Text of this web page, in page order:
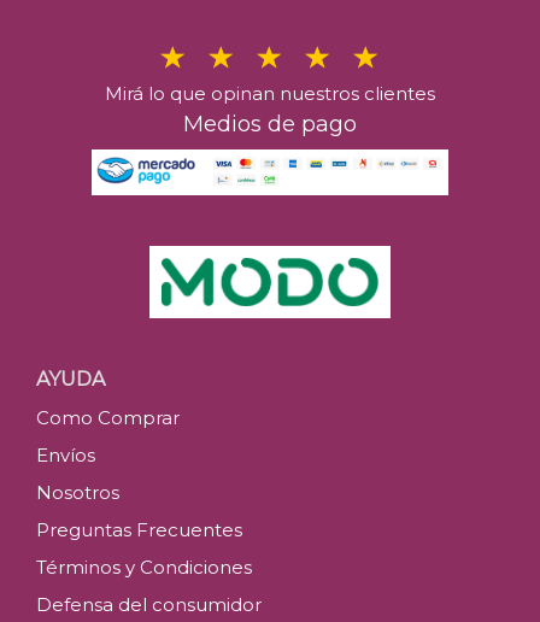
Mirá lo que opinan nuestros clientes
Medios de pago
AYUDA
Como Comprar
Envíos
Nosotros
Preguntas Frecuentes
Términos y Condiciones
Defensa del consumidor